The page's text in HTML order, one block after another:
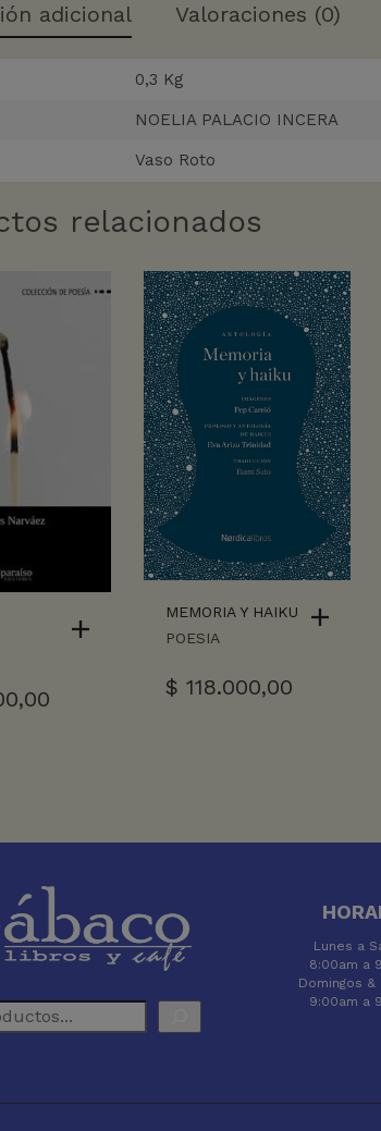
adicional Valoraciones (0)
0,3 Kg
NOELIA PALACIO INCERA
Vaso Roto
relacionados
MEMORIA Y HAIKU
POESIA
$ 118.000,00
Lunes a
8:00am a
Domingos &
9:00am a